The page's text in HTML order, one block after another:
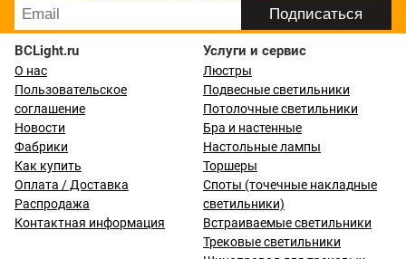
BCLight.ru
О нас
Пользовательское
соглашение
Новости
Фабрики
Как купить
Оплата / Доставка
Распродажа
Контактная информация
Услуги и сервис
Люстры
Подвесные светильники
Потолочные светильники
Бра и настенные
Настольные лампы
Торшеры
Споты (точечные накладные
светильники)
Встраиваемые светильники
Трековые светильники